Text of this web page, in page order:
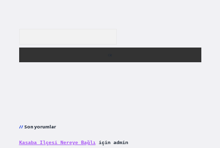
Son yorumlar
Kasaba Ilçesi Nereye Bağlıiçin admin